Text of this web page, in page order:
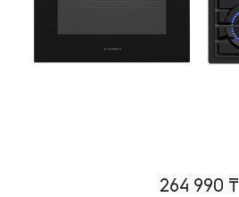
264 990 ₸